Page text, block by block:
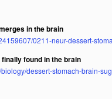
in the brain
0211-neur-dessert-
found in the brain
dessert-stomach-brain-